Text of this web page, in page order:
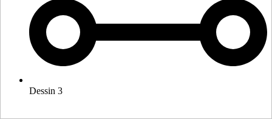
Dessin 3